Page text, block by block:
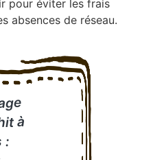
pour éviter les frais
absences de réseau.
à
: